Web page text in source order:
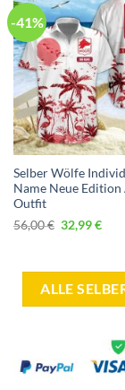
-41%
Selber Wölfe
Name Neue Edition
Outfit
56,00€
Preis
32,99€
ALLE